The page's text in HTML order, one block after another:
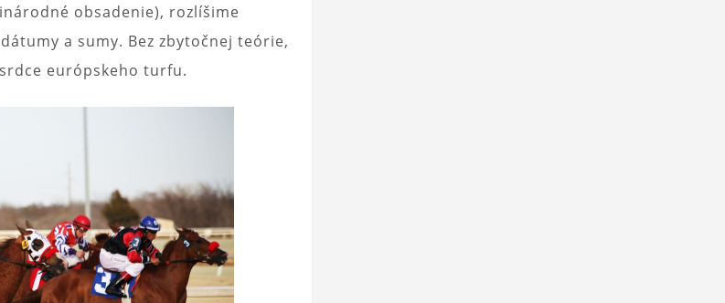
obsadenie), rozlíšime
a sumy. Bez zbytočnej teórie,
európskeho turfu.